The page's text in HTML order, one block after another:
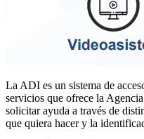
La ADI es un sistema de
servicios que ofrece la
solicitar ayuda a través de
que quiera hacer y la